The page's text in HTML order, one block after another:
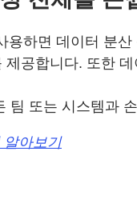
하면 데이터 분
공합니다. 또한
팀 또는 시스템과
알아보기